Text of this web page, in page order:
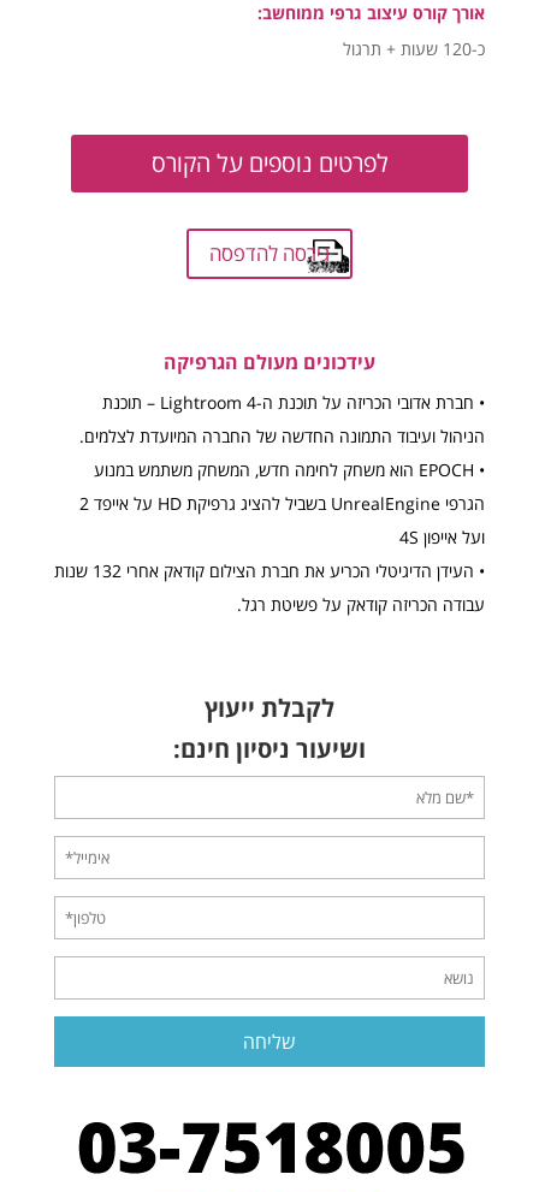
אורך קורס עיצוב גרפי ממוחשב:
כ-120 שעות + תרגול
לפרטים נוספים על הקורס
גירסה להדפסה
עידכונים מעולם הגרפיקה
• חברת אדובי הכריזה על תוכנת ה-Lightroom 4 – תוכנת
הניהול ועיבוד התמונה החדשה של החברה המיועדת לצלמים.
• EPOCH הוא משחק לחימה חדש, המשחק משתמש במנוע
הגרפי UnrealEngine בשביל להציג גרפיקת HD על אייפד 2
ועל אייפון 4S
• העידן הדיגיטלי הכריע את חברת הצילום קודאק אחרי 132 שנות
עבודה הכריזה קודאק על פשיטת רגל.
לקבלת ייעוץ
ושיעור ניסיון חינם: